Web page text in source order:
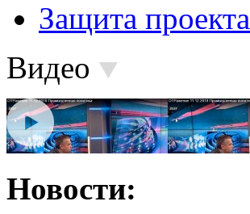
Защита проекта
Видео
Новости: